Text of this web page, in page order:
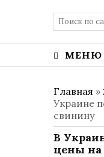
МЕНЮ
Главная »
Украине
свинину
В
цены